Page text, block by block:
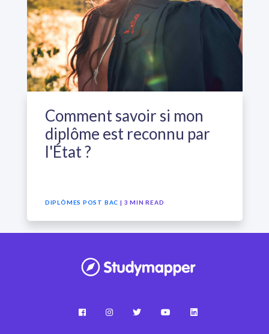
Comment savoir si mon
diplôme est reconnu par
l'État ?
DIPLÔMES POST BAC | 3 MIN READ